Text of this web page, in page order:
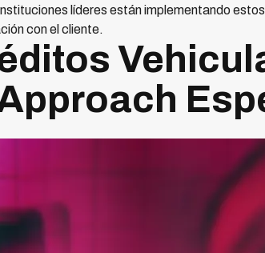
líderes están implementando
con el cliente.